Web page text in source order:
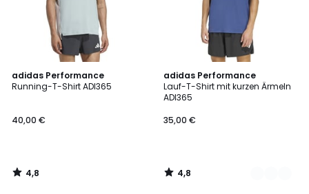
adidas Performance
Running-T-Shirt ADI365
40,00 €
4,8
/ 5
4,8
/
adidas Performance
Lauf-T-Shirt mit kurzen Ärmeln
ADI365
35,00 €
4,8
/ 5
2
Farben
4,8
/